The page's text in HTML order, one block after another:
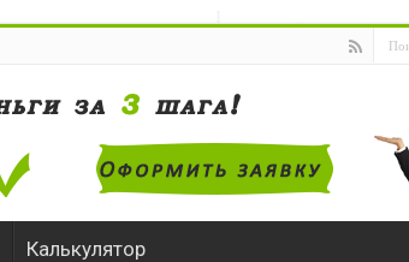
Калькулятор